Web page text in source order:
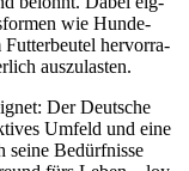
wie Hun­de­
Fut­ter­beu­tel her­vor­ra­
aus­zu­las­ten.
Der Deut­sche
Umfeld und eine
sei­ne Bedürf­nis­se